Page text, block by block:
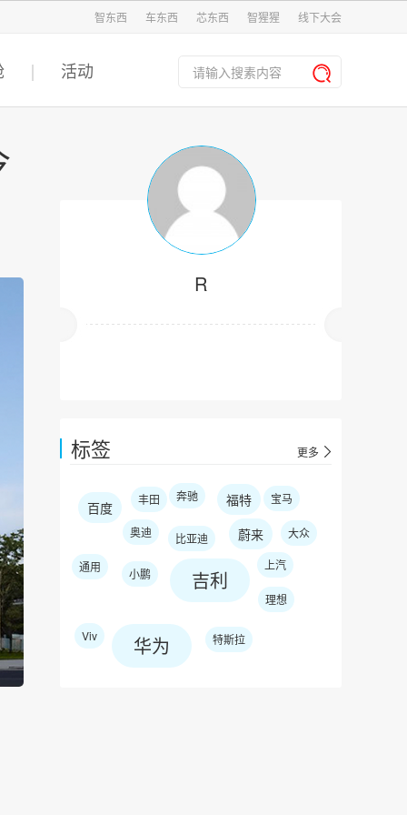
智东西 车东西 芯东西 智猩猩 线下大会
活动
R
标签 更多
百度 丰田 奔驰 福特 宝马
奥迪 比亚迪 蔚来 大众
通用 小鹏 吉利
上汽
理想
Viv 华为 特斯拉